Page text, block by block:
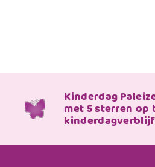
Kinderdag
met 5 sterren op